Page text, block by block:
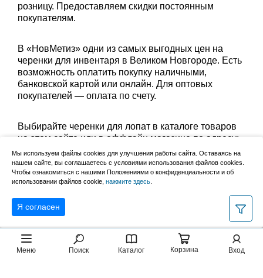
Меню Поиск Каталог Корзина Вход
розницу. Предоставляем скидки постоянным
покупателям.
В «НовМетиз» одни из самых выгодных цен на
черенки для инвентаря в Великом Новгороде. Есть
возможность оплатить покупку наличными,
банковской картой или онлайн. Для оптовых
покупателей — оплата по счету.
Выбирайте черенки для лопат в каталоге товаров
на этом сайте или в оффлайн магазине по адресу:
Великий Новгород, Сырковское шоссе, 8а (по
будням с 9:00 до 17:00, в субботу с 9:00 до 13:00).
Забрать заказ можно лично в пункте выдачи или
оформить доставку до дома.
Мы используем файлы cookies для улучшения работы сайта. Оставаясь на
нашем сайте, вы соглашаетесь с условиями использования файлов cookies.
Чтобы ознакомиться с нашими Положениями о конфиденциальности и об
использовании файлов cookie, нажмите здесь
Я согласен